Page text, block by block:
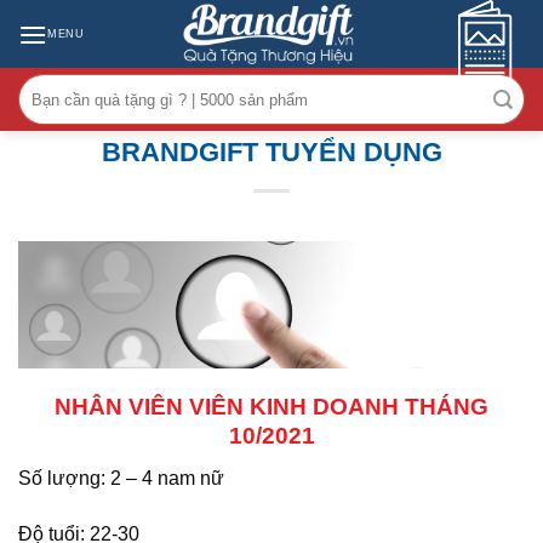
content
MENU
Tìm
kiếm:
BRANDGIFT TUYỂN DỤNG
NHÂN VIÊN VIÊN KINH DOANH THÁNG
10/2021
Số lượng: 2 – 4 nam nữ
Độ tuổi: 22-30